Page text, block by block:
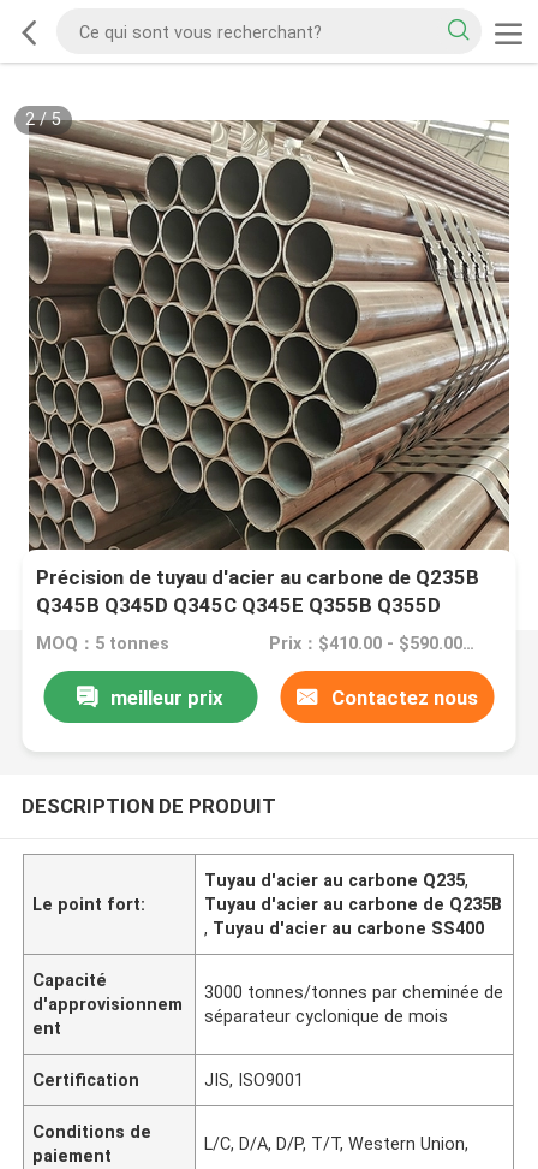
2/5
Précision de tuyau d'acier au carbone de Q235B
Q345B Q345D Q345C Q345E Q355B Q355D
Q355E haute
MOQ：5 tonnes Prix：$410.00 - $590.00/Tons
meilleur prix Contactez nous
DESCRIPTION DE PRODUIT
Le point fort:
Tuyau d'acier au carbone Q235,
Tuyau d'acier au carbone de Q235B
, Tuyau d'acier au carbone SS400
Capacité
d'approvisionnem
ent
3000 tonnes/tonnes par cheminée de
séparateur cyclonique de mois
Certification JIS, ISO9001
Conditions de
paiement
L/C, D/A, D/P, T/T, Western Union,